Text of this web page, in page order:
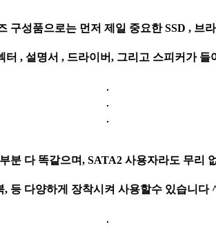
구성품으로는 먼저 제일 중요한 SSD , 브
터 , 설명서 , 드라이버, 그리고 스피커가 들
분 다 똑같으며, SATA2 사용자라도 무리
, 등 다양하게 장착시켜 사용할수 있습니다